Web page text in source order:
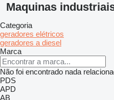
Maquinas
Categoria
geradores elétricos
geradores a diesel
Marca
Não foi encontrado nada
PDS
APD
AB